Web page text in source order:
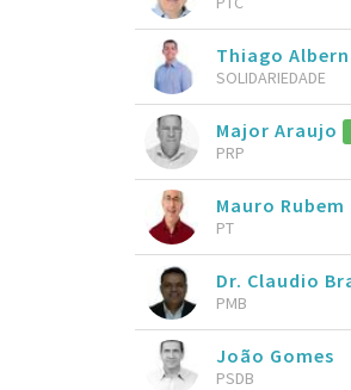
Thiago
SOLIDARIEDADE
Major Araujo
PRP
Mauro Rubem
PT
Dr. Claudio
PMB
João Gomes
PSDB